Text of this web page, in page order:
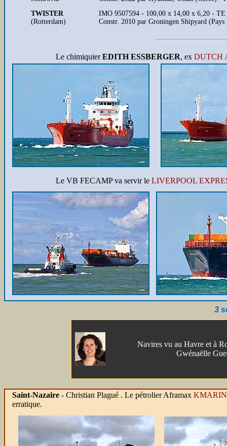
TWISTER
(Rotterdam)
IMO 9507594 - 100,00 x 14,00 x 6,20 -
Constr. 2010 par Groningen Shipyard
Le chimiquier EDITH ESSBERGER, ex DUTCH
Le VB FECAMP va servir le LIVERPOOL
3
Navires vu au Havre et à
Gwénaëlle
Saint-Nazaire - Christian Plagué . Le pétrolier Aframax
erratique.